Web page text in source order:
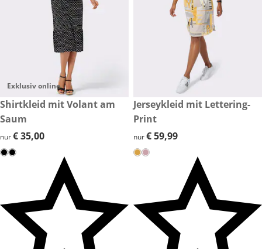
Exklusiv online
€ 35,00
Shirtkleid mit Volant am
Saum
€ 35,00
nur€ 35,00
€ 59,99
Jerseykleid mit Lettering-
Print
€ 59,99
nur€ 59,99